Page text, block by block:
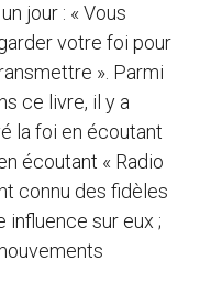
jour : « Vous
votre foi pour
». Parmi
ce livre, il y a
la foi en écoutant
écoutant « Radio
connu des fidèles
influence sur eux ;